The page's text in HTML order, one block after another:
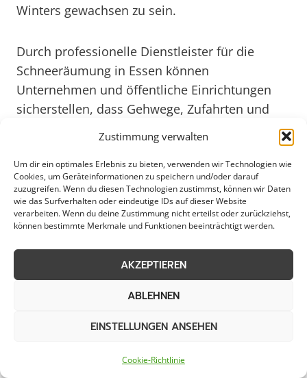
Zustimmung verwalten
Um dir ein optimales Erlebnis zu bieten, verwenden wir Technologien wie
Cookies, um Geräteinformationen zu speichern und/oder darauf
zuzugreifen. Wenn du diesen Technologien zustimmst, können wir Daten
wie das Surfverhalten oder eindeutige IDs auf dieser Website
verarbeiten. Wenn du deine Zustimmung nicht erteilst oder zurückziehst,
können bestimmte Merkmale und Funktionen beeinträchtigt werden.
AKZEPTIEREN
ABLEHNEN
EINSTELLUNGEN ANSEHEN
Cookie-Richtlinie
Winters gewachsen zu sein.
Durch professionelle Dienstleister für die
Schneeräumung in Essen können
Unternehmen und öffentliche Einrichtungen
sicherstellen, dass Gehwege, Zufahrten und
Parkplätze rechtzeitig und effizient von Schnee
befreit werden. Diese Experten verfügen über
das notwendige Equipment und Know-how,
um auch bei starkem Schneefall schnell und
gründlich zu arbeiten. Damit wird nicht nur die
Sicherheit für Fußgänger und Fahrzeuge
rechtliche Konsequenzen aufgrund von
Schnee- und Eisglätte minimiert.
Im Jahr 2025 wird die Schneeräumung in Essen
rücken, da der Klimawandel zu extremen